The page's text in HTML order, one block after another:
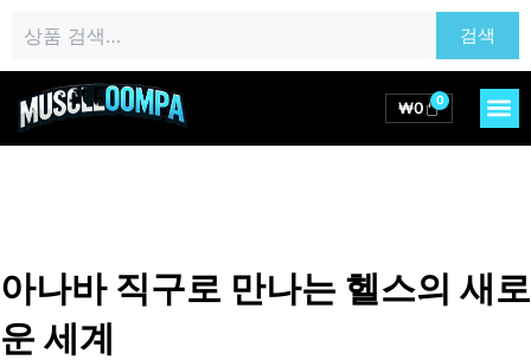
츠
색:
검색
₩0 0
Cart
아나바 직구로 만나는 헬스의 새로
운 세계